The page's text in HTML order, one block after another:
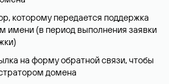
которому передается поддержка
имени (в период выполнения заявки
на форму обратной связи, чтобы
домена